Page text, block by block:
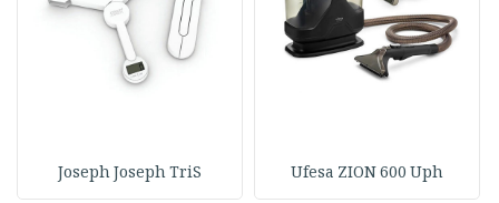
Ufesa ZION 600 Uph
Joseph Joseph TriS